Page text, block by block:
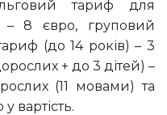
– 8 євро, груповий
(до 14 років) – 3
+ до 3 дітей) –
(11 мовами) та
вартість.